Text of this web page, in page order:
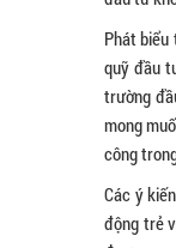
Phát
quỹ đầu
trường
mong
công
Các ý
động trẻ